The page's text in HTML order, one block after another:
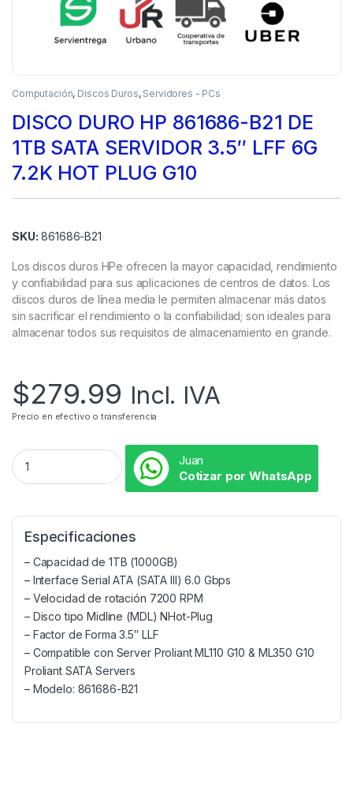
Computación, Discos Duros, Servidores - PCs
DISCO DURO HP 861686-B21 DE
1TB SATA SERVIDOR 3.5″ LFF 6G
7.2K HOT PLUG G10
SKU: 861686-B21
Los discos duros HPe ofrecen la mayor capacidad, rendimiento
y confiabilidad para sus aplicaciones de centros de datos. Los
discos duros de línea media le permiten almacenar más datos
sin sacrificar el rendimiento o la confiabilidad; son ideales para
almacenar todos sus requisitos de almacenamiento en grande.
$279.99 Incl. IVA
Precio en efectivo o transferencia
Juan
Cotizar por WhatsApp
Especificaciones
– Capacidad de 1TB (1000GB)
– Interface Serial ATA (SATA III) 6.0 Gbps
– Velocidad de rotación 7200 RPM
– Disco tipo Midline (MDL) NHot-Plug
– Factor de Forma 3.5″ LLF
– Compatible con Server Proliant ML110 G10 & ML350 G10
Proliant SATA Servers
– Modelo: 861686-B21